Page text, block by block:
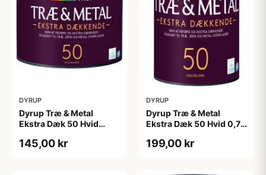
DYRUP
Dyrup Træ & Metal
Ekstra Dæk 50 Hvid
145,00 kr
DYRUP
Dyrup Træ & Metal
Ekstra Dæk 50 Hvid 0,75
199,00 kr